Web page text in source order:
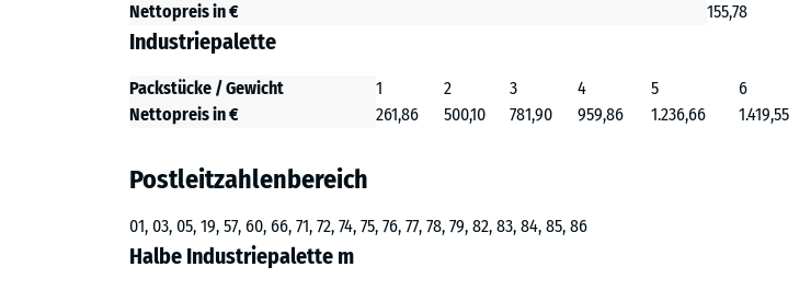
Nettopreis in €
155,78
Industriepalette
Packstücke / Gewicht 1 2 3 4 5 6
Nettopreis in €
261,86 500,10 781,90 959,86 1.236,66 1.419,55
Postleitzahlenbereich
01, 03, 05, 19, 57, 60, 66, 71, 72, 74, 75, 76, 77, 78, 79, 82, 83, 84, 85, 86
Halbe Industriepalette m